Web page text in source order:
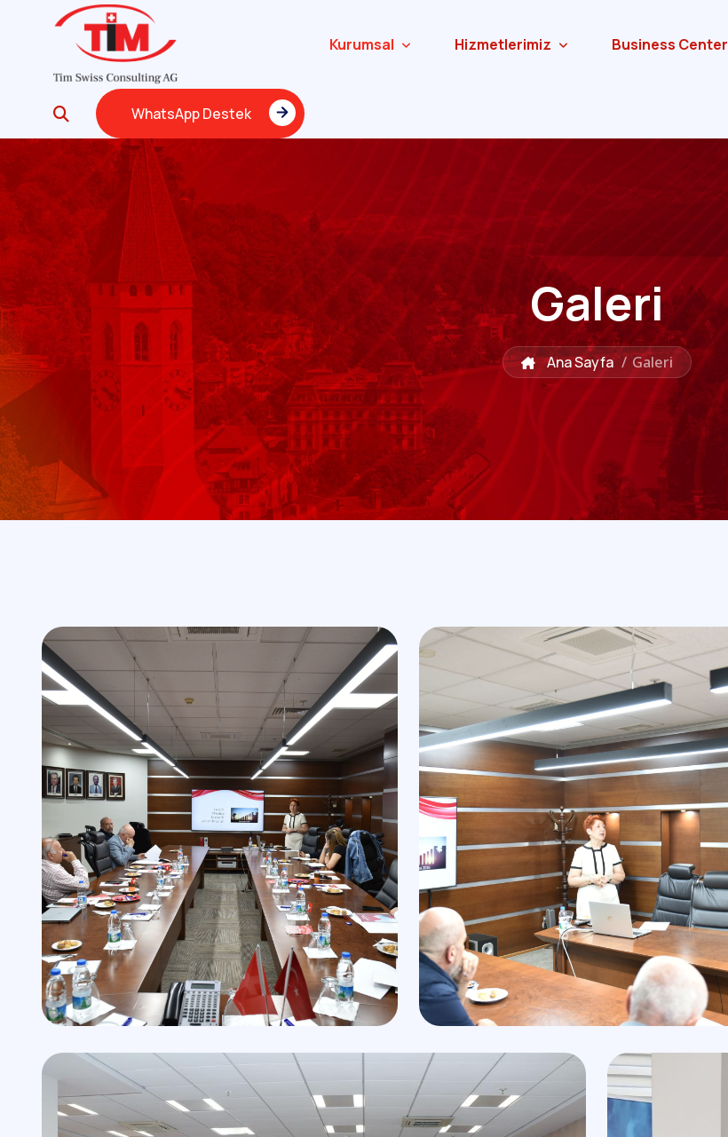
Kurumsal Hizmetlerimiz Business Center
WhatsApp Destek
WhatsApp Destek
Galeri
Ana Sayfa / Galeri